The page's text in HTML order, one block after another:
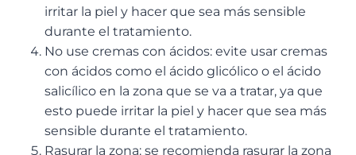
irritar la piel y hacer que sea más sensible
durante el tratamiento.
No use cremas con ácidos: evite usar cremas
con ácidos como el ácido glicólico o el ácido
salicílico en la zona que se va a tratar, ya que
esto puede irritar la piel y hacer que sea más
sensible durante el tratamiento.
Rasurar la zona: se recomienda rasurar la zona